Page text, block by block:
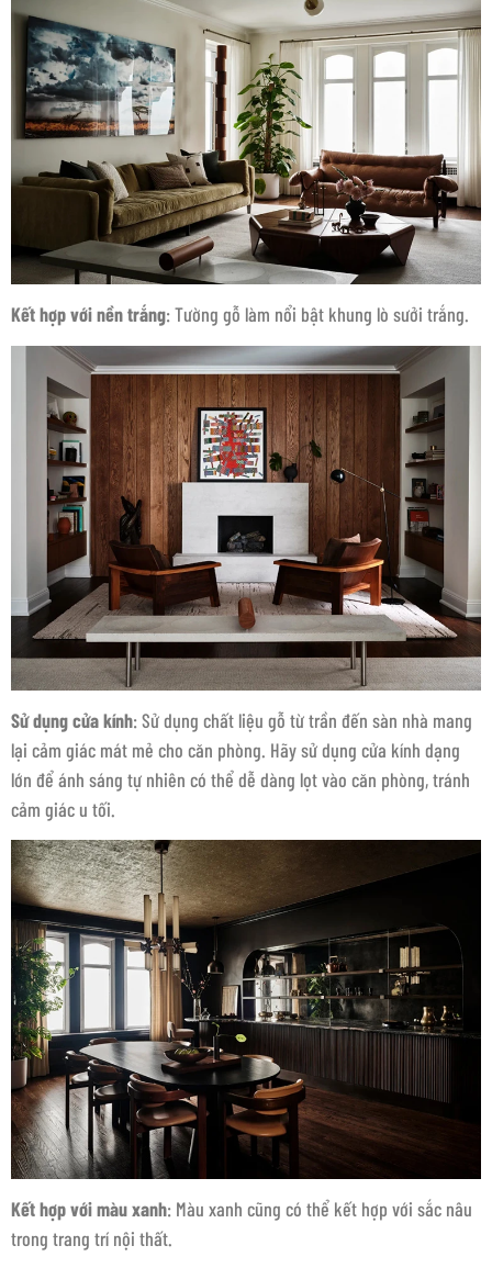
Kết hợp với nền trắng: Tường gỗ làm nổi bật khung lò sưởi trắng.
Sử dụng cửa kính: Sử dụng chất liệu gỗ từ trần đến sàn nhà mang
lại cảm giác mát mẻ cho căn phòng. Hãy sử dụng cửa kính dạng
lớn để ánh sáng tự nhiên có thể dễ dàng lọt vào căn phòng, tránh
cảm giác u tối.
Kết hợp với màu xanh: Màu xanh cũng có thể kết hợp với sắc nâu
trong trang trí nội thất.